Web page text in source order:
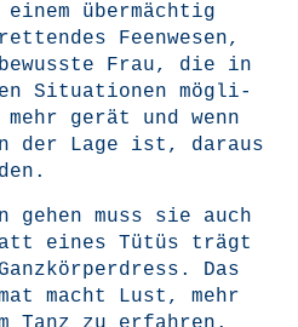
über­mäch­tig
Feen­we­sen,
Frau, die in
Situa­tio­nen mög­li­
gerät und wenn
der Lage ist, dar­aus
gehen muss sie auch
eines Tütüs trägt
Das
macht Lust, mehr